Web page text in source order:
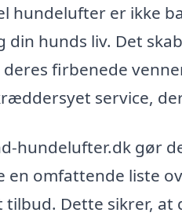
hundelufter er ikke
din hunds liv. Det
firbenede
service,
hundelufter.dk gør
en omfattende liste
tilbud. Dette sikrer,